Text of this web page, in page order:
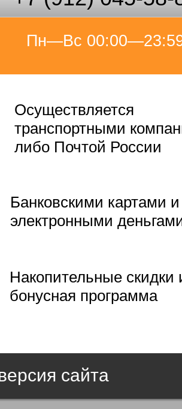
Пн—Вс
Осуществляется
транспортными
либо Почтой России
Банковскими картами и
электронными
Накопительные скидки
бонусная программа
сайта